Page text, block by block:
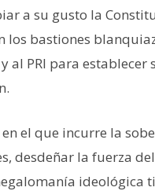
a su gusto la
los bastiones
al PRI para
el que incurre la
desdeñar la fuerza
ideológica